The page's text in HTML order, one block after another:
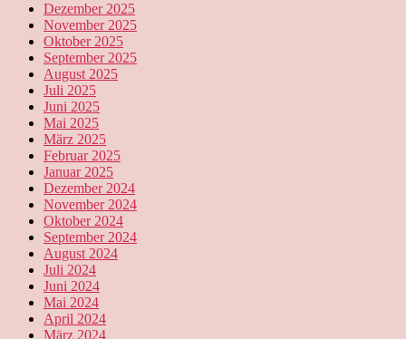
Dezember 2025
November 2025
Oktober 2025
September 2025
August 2025
Juli 2025
Juni 2025
Mai 2025
März 2025
Februar 2025
Januar 2025
Dezember 2024
November 2024
Oktober 2024
September 2024
August 2024
Juli 2024
Juni 2024
Mai 2024
April 2024
März 2024